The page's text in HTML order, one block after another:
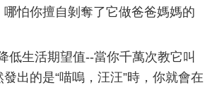
怕你擅自剝奪了它做爸爸媽媽的
生活期望值--當你千萬次教它叫
出的是“喵嗚，汪汪”時，你就會在